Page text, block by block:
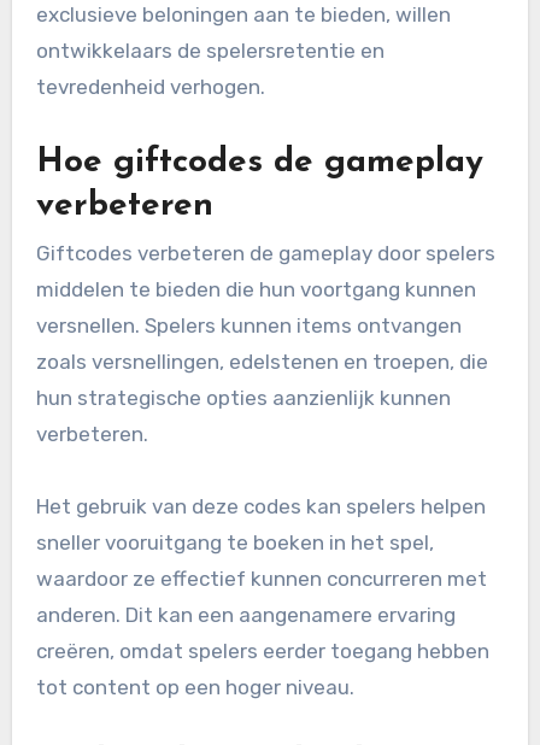
exclusieve beloningen aan te bieden, willen
ontwikkelaars de spelersretentie en
tevredenheid verhogen.
Hoe giftcodes de gameplay
verbeteren
Giftcodes verbeteren de gameplay door spelers
middelen te bieden die hun voortgang kunnen
versnellen. Spelers kunnen items ontvangen
zoals versnellingen, edelstenen en troepen, die
hun strategische opties aanzienlijk kunnen
verbeteren.
Het gebruik van deze codes kan spelers helpen
sneller vooruitgang te boeken in het spel,
waardoor ze effectief kunnen concurreren met
anderen. Dit kan een aangenamere ervaring
creëren, omdat spelers eerder toegang hebben
tot content op een hoger niveau.